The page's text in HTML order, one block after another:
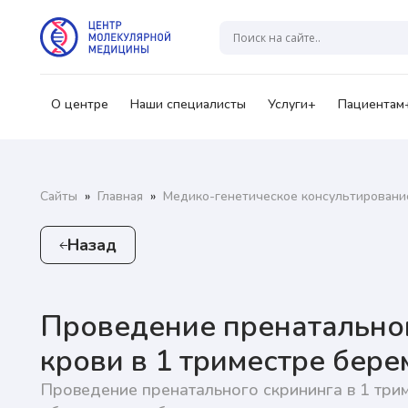
О центре Наши специалисты Услуги+
Сайты » Главная » Медико-генетическое
Назад
Проведение
крови в 1 триместре
Проведение пренатального скрининга в 1